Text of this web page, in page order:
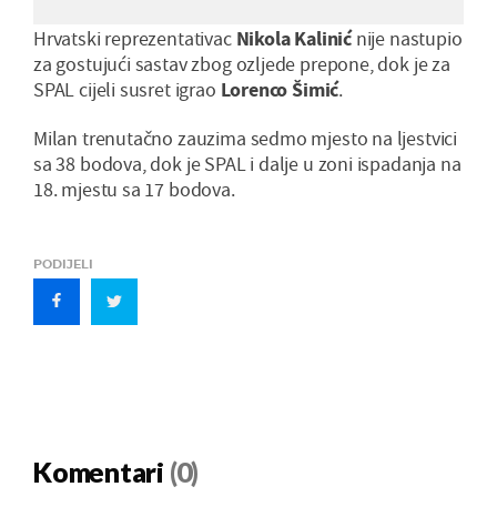
Hrvatski reprezentativac Nikola Kalinićnije nastupio
za gostujući sastav zbog ozljede prepone, dok je za
SPAL cijeli susret igrao Lorenco Šimić.
Milan trenutačno zauzima sedmo mjesto na ljestvici
sa 38 bodova, dok je SPAL i dalje u zoni ispadanja na
18. mjestu sa 17 bodova.
PODIJELI
Komentari (0)